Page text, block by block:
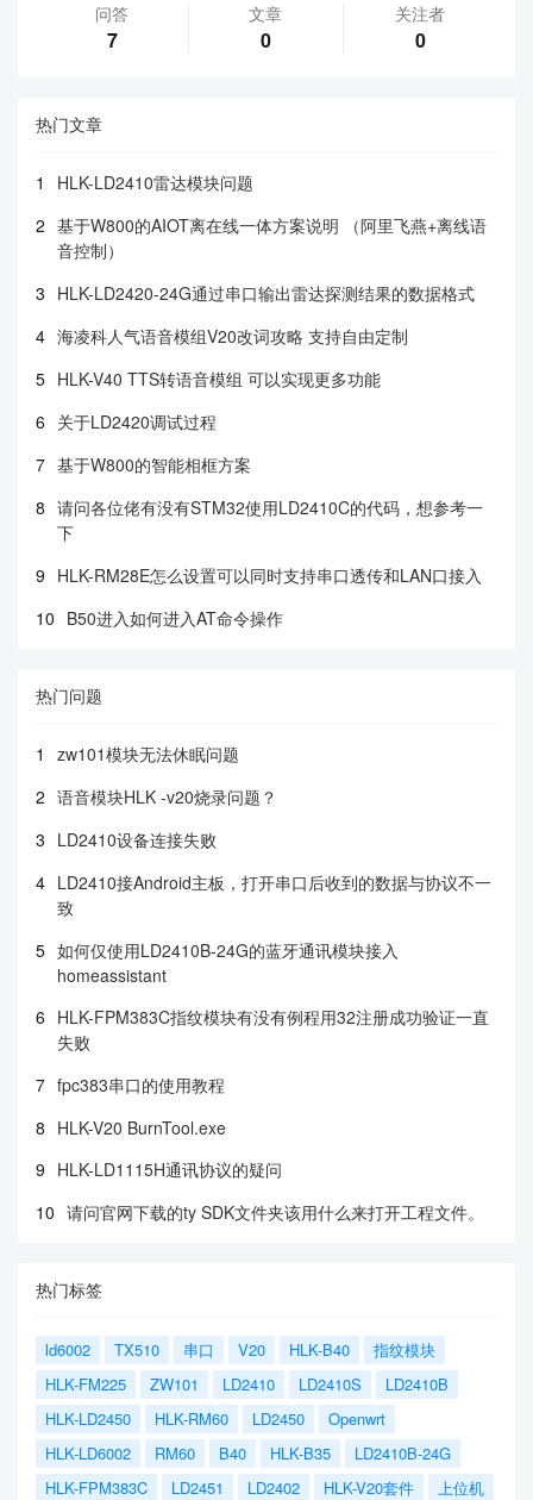
问答
7
文章
0
关注者
0
热门文章
1
HLK-LD2410雷达模块问题
2 基于W800的AIOT离在线一体方案说明 （阿里飞燕+离线语
音控制）
3 HLK-LD2420-24G通过串口输出雷达探测结果的数据格式
4 海凌科人气语音模组V20改词攻略 支持自由定制
5 HLK-V40 TTS转语音模组 可以实现更多功能
6 关于LD2420调试过程
7 基于W800的智能相框方案
8 请问各位佬有没有STM32使用LD2410C的代码，想参考一
下
9 HLK-RM28E怎么设置可以同时支持串口透传和LAN口接入
10 B50进入如何进入AT命令操作
热门问题
1
zw101模块无法休眠问题
2 语音模块HLK -v20烧录问题？
3 LD2410设备连接失败
4 LD2410接Android主板，打开串口后收到的数据与协议不一
致
5 如何仅使用LD2410B-24G的蓝牙通讯模块接入
homeassistant
6 HLK-FPM383C指纹模块有没有例程用32注册成功验证一直
失败
7 fpc383串口的使用教程
8 HLK-V20 BurnTool.exe
9 HLK-LD1115H通讯协议的疑问
10 请问官网下载的ty SDK文件夹该用什么来打开工程文件。
热门标签
ld6002 TX510 串口 V20 HLK-B40
指纹模块
HLK-FM225
ZW101 LD2410 LD2410S
LD2410B
HLK-LD2450
HLK-RM60 LD2450
Openwrt
HLK-LD6002
RM60 B40 HLK-B35
LD2410B-24G
HLK-FPM383C
LD2451 LD2402 HLK-V20套件
上位机